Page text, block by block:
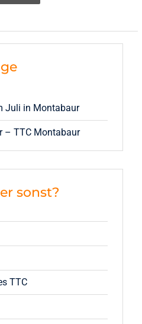
Juli in Montabaur
– TTC Montabaur
sonst?
TTC